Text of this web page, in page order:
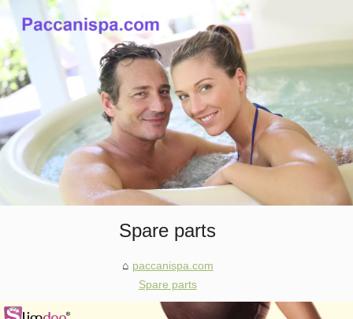
Spare parts
paccanispa.com
Spare parts